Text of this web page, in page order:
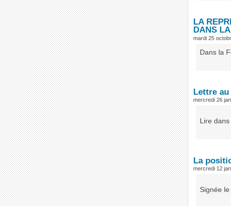
LA
DANS
mardi 25
Dans la
Lettre
mercredi 26
Lire
La
mercredi 12
Signée le